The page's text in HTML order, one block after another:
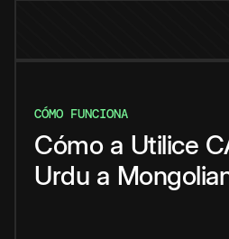
CÓMO FUNCIONA
Cómo a Utilice
Urdu a